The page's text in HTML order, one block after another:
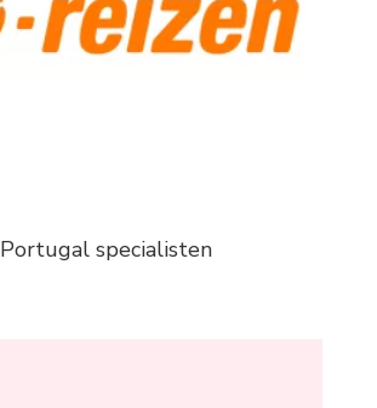
Portugal specialisten